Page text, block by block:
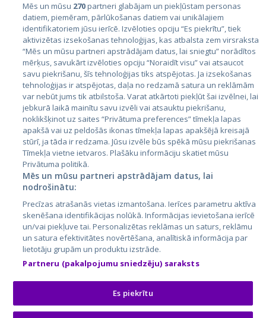
Valstis
Igaunija
Latvija
Lietuva
City24.lv
City24.ee
GetaPro.lv
GetaPro.ee
Skelbiu.lt
Autoplius.lt
Aruodas.lt
CVbankas.lt
Kainos.lt
Paslaugos.lt
auto24.ee
Osta.ee
KuldneBörs.ee
Mēs un mūsu 270partneri glabājam un piekļūstam personas
datiem, piemēram, pārlūkošanas datiem vai unikālajiem
identifikatoriem jūsu ierīcē. Izvēloties opciju “Es piekrītu”, tiek
aktivizētas izsekošanas tehnoloģijas, kas atbalsta zem virsraksta
“Mēs un mūsu partneri apstrādājam datus, lai sniegtu” norādītos
mērķus, savukārt izvēloties opciju “Noraidīt visu” vai atsaucot
savu piekrišanu, šīs tehnoloģijas tiks atspējotas. Ja izsekošanas
tehnoloģijas ir atspējotas, daļa no redzamā satura un reklāmām
var nebūt jums tik atbilstoša. Varat atkārtoti piekļūt šai izvēlnei, lai
jebkurā laikā mainītu savu izvēli vai atsauktu piekrišanu,
noklikšķinot uz saites “Privātuma preferences” tīmekļa lapas
apakšā vai uz peldošās ikonas tīmekļa lapas apakšējā kreisajā
stūrī, ja tāda ir redzama. Jūsu izvēle būs spēkā mūsu piekrišanas
Tīmekļa vietne ietvaros. Plašāku informāciju skatiet mūsu
Privātuma politikā.
Mēs un mūsu partneri apstrādājam datus, lai
nodrošinātu:
Precīzas atrašanās vietas izmantošana. Ierīces parametru aktīva
skenēšana identifikācijas nolūkā. Informācijas ievietošana ierīcē
un/vai piekļuve tai. Personalizētas reklāmas un saturs, reklāmu
un satura efektivitātes novērtēšana, analītiskā informācija par
lietotāju grupām un produktu izstrāde.
Partneru (pakalpojumu sniedzēju) saraksts
Es piekrītu